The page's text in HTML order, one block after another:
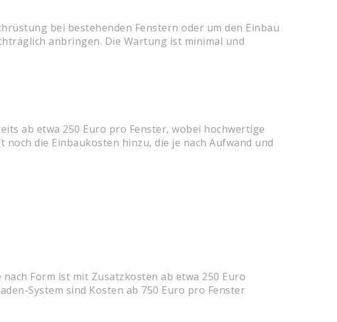
bei bestehenden Fenstern oder um den Einbau
anbringen. Die Wartung ist minimal und
ab etwa 250 Euro pro Fenster, wobei hochwertige
die Einbaukosten hinzu, die je nach Aufwand und
Form ist mit Zusatzkosten ab etwa 250 Euro
System sind Kosten ab 750 Euro pro Fenster